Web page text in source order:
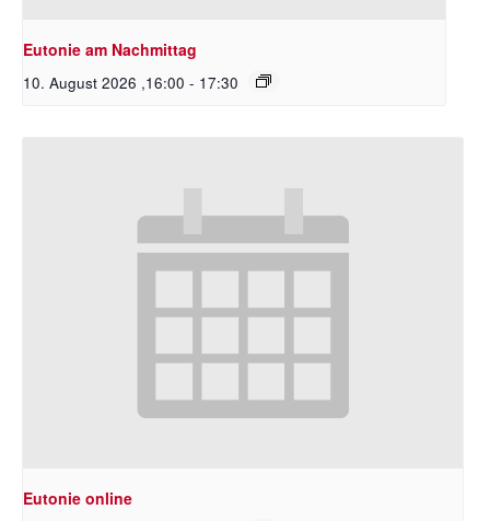
Eutonie am Nachmittag
10. August 2026 ,16:00 - 17:30
Eutonie online